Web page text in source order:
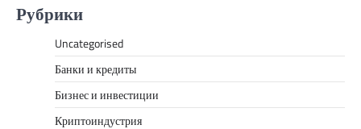
Рубрики
Uncategorised
Банки и кредиты
Бизнес и инвестиции
Криптоиндустрия